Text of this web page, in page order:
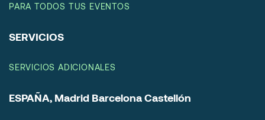
PARA TODOS TUS EVENTOS
SERVICIOS
SERVICIOS ADICIONALES
ESPAÑA, Madrid Barcelona Castellón